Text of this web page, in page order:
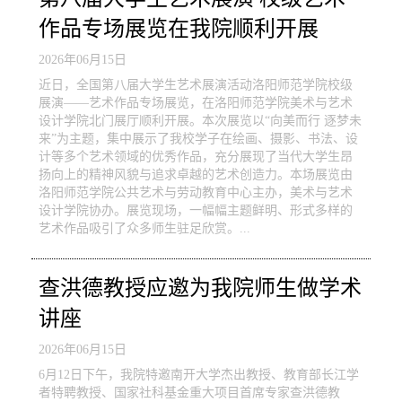
作品专场展览在我院顺利开展
2026年06月15日
近日，全国第八届大学生艺术展演活动洛阳师范学院校级
展演——艺术作品专场展览，在洛阳师范学院美术与艺术
设计学院北门展厅顺利开展。本次展览以“向美而行 逐梦未
来”为主题，集中展示了我校学子在绘画、摄影、书法、设
计等多个艺术领域的优秀作品，充分展现了当代大学生昂
扬向上的精神风貌与追求卓越的艺术创造力。本场展览由
洛阳师范学院公共艺术与劳动教育中心主办，美术与艺术
设计学院协办。展览现场，一幅幅主题鲜明、形式多样的
艺术作品吸引了众多师生驻足欣赏。...
查洪德教授应邀为我院师生做学术
讲座
2026年06月15日
6月12日下午，我院特邀南开大学杰出教授、教育部长江学
者特聘教授、国家社科基金重大项目首席专家查洪德教